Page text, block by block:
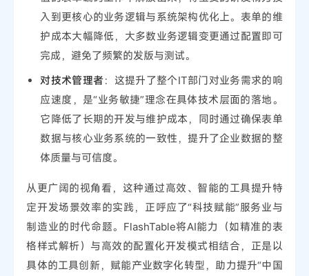
入到更核心的业务逻辑与系统架构优化上。表单的维
护成本大幅降低，大多数业务逻辑变更通过配置即可
完成，避免了频繁的发版与测试。
对技术管理者：这提升了整个IT部门对业务需求的响
应速度，是“业务敏捷”理念在具体技术层面的落地。
它降低了长期的开发与维护成本，同时通过确保表单
数据与核心业务系统的一致性，提升了企业数据的整
体质量与可信度。
从更广阔的视角看，这种通过高效、智能的工具提升特
定开发场景效率的实践，正呼应了“科技赋能”服务业与
制造业的时代命题。FlashTable将AI能力（如精准的表
格样式解析）与高效的配置化开发模式相结合，正是以
具体的工具创新，赋能产业数字化转型，助力提升“中国